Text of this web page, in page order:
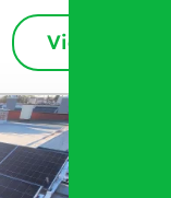
Viac